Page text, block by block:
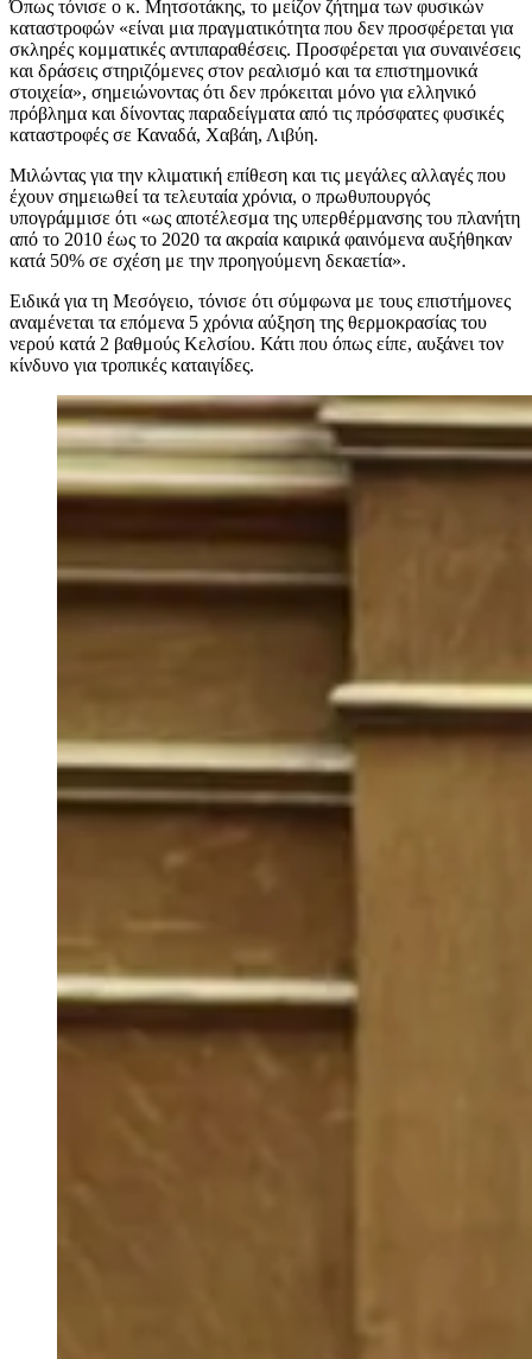
Όπως τόνισε ο κ. Μητσοτάκης, το μείζον ζήτημα των φυσικών
καταστροφών «είναι μια πραγματικότητα που δεν προσφέρεται για
σκληρές κομματικές αντιπαραθέσεις. Προσφέρεται για συναινέσεις
και δράσεις στηριζόμενες στον ρεαλισμό και τα επιστημονικά
στοιχεία», σημειώνοντας ότι δεν πρόκειται μόνο για ελληνικό
πρόβλημα και δίνοντας παραδείγματα από τις πρόσφατες φυσικές
καταστροφές σε Καναδά, Χαβάη, Λιβύη.
Μιλώντας για την κλιματική επίθεση και τις μεγάλες αλλαγές που
έχουν σημειωθεί τα τελευταία χρόνια, ο πρωθυπουργός
υπογράμμισε ότι «ως αποτέλεσμα της υπερθέρμανσης του πλανήτη
από το 2010 έως το 2020 τα ακραία καιρικά φαινόμενα αυξήθηκαν
κατά 50% σε σχέση με την προηγούμενη δεκαετία».
Ειδικά για τη Μεσόγειο, τόνισε ότι σύμφωνα με τους επιστήμονες
αναμένεται τα επόμενα 5 χρόνια αύξηση της θερμοκρασίας του
νερού κατά 2 βαθμούς Κελσίου. Κάτι που όπως είπε, αυξάνει τον
κίνδυνο για τροπικές καταιγίδες.